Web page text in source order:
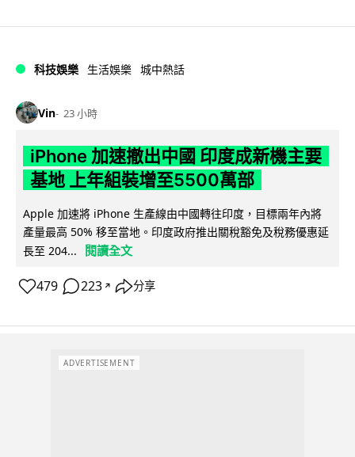
科技娛樂 生活娛樂 城中熱話
Vin 23 小時
iPhone 加速撤出中國 印度成新機主要
基地 上年組裝增至5500萬部
Apple 加速將 iPhone 生產線由中國轉往印度，目標兩年內將
產量最高 50% 移至當地。印度政府推出關稅豁免及稅務優惠延
長至 204...
閱讀全文
479 223 ↗ 分享
ADVERTISEMENT